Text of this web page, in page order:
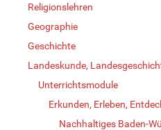
Religionslehren
Geographie
Geschichte
Landeskunde,
Unterrichtsmodule
Erkunden, Erleben,
Nachhaltiges Baden-